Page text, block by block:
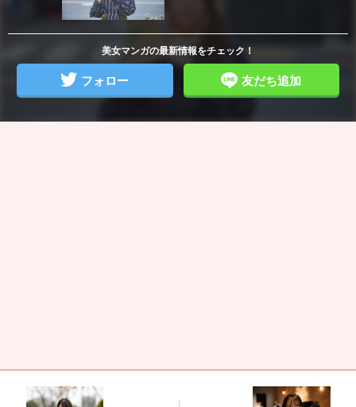
美女マンガの最新情報をチェック！
フォロー 友だち追加